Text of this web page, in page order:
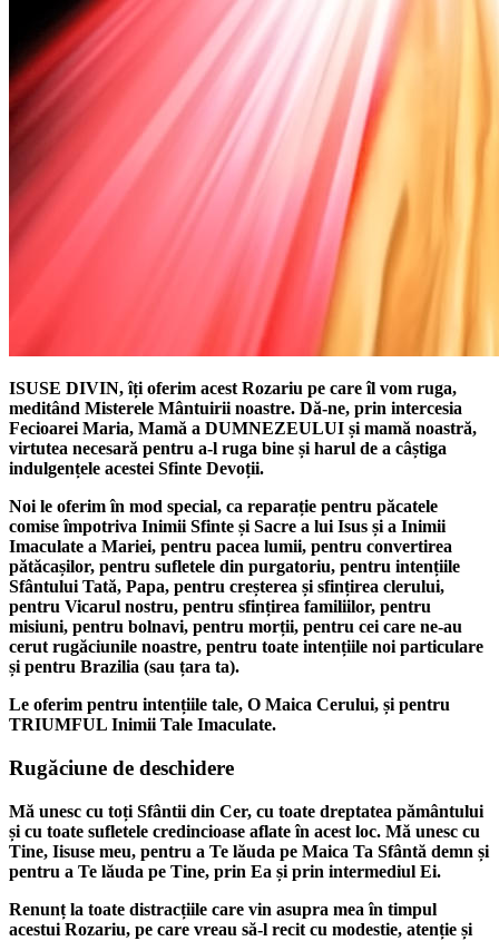
ISUSE DIVIN, îți oferim acest Rozariu pe care îl vom ruga,
meditând Misterele Mântuirii noastre. Dă-ne, prin intercesia
Fecioarei Maria, Mamă a DUMNEZEULUI și mamă noastră,
virtutea necesară pentru a-l ruga bine și harul de a câștiga
indulgențele acestei Sfinte Devoții.
Noi le oferim în mod special, ca reparație pentru păcatele
comise împotriva Inimii Sfinte și Sacre a lui Isus și a Inimii
Imaculate a Mariei, pentru pacea lumii, pentru convertirea
pătăcașilor, pentru sufletele din purgatoriu, pentru intențiile
Sfântului Tată, Papa, pentru creșterea și sfințirea clerului,
pentru Vicarul nostru, pentru sfințirea familiilor, pentru
misiuni, pentru bolnavi, pentru morții, pentru cei care ne-au
cerut rugăciunile noastre, pentru toate intențiile noi particulare
și pentru Brazilia (sau țara ta).
Le oferim pentru intențiile tale, O Maica Cerului, și pentru
TRIUMFUL Inimii Tale Imaculate.
Rugăciune de deschidere
Mă unesc cu toți Sfântii din Cer, cu toate dreptatea pământului
și cu toate sufletele credincioase aflate în acest loc. Mă unesc cu
Tine, Iisuse meu, pentru a Te lăuda pe Maica Ta Sfântă demn și
pentru a Te lăuda pe Tine, prin Ea și prin intermediul Ei.
Renunț la toate distracțiile care vin asupra mea în timpul
acestui Rozariu, pe care vreau să-l recit cu modestie, atenție și